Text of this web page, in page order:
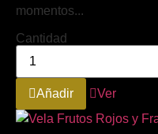
momentos...
Cantidad
Añadir Ver